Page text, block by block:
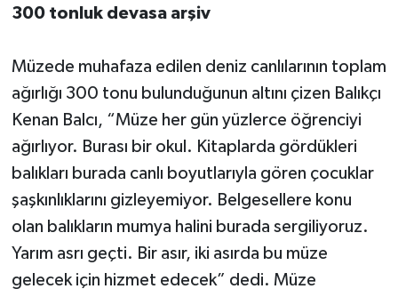
300 tonluk devasa arşiv
Müzede muhafaza edilen deniz canlılarının toplam
ağırlığı 300 tonu bulunduğunun altını çizen Balıkçı
Kenan Balcı, “Müze her gün yüzlerce öğrenciyi
ağırlıyor. Burası bir okul. Kitaplarda gördükleri
balıkları burada canlı boyutlarıyla gören çocuklar
şaşkınlıklarını gizleyemiyor. Belgesellere konu
olan balıkların mumya halini burada sergiliyoruz.
Yarım asrı geçti. Bir asır, iki asırda bu müze
gelecek için hizmet edecek” dedi. Müze